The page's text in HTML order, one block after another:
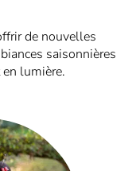
de nouvelles
saisonnières
lumière.